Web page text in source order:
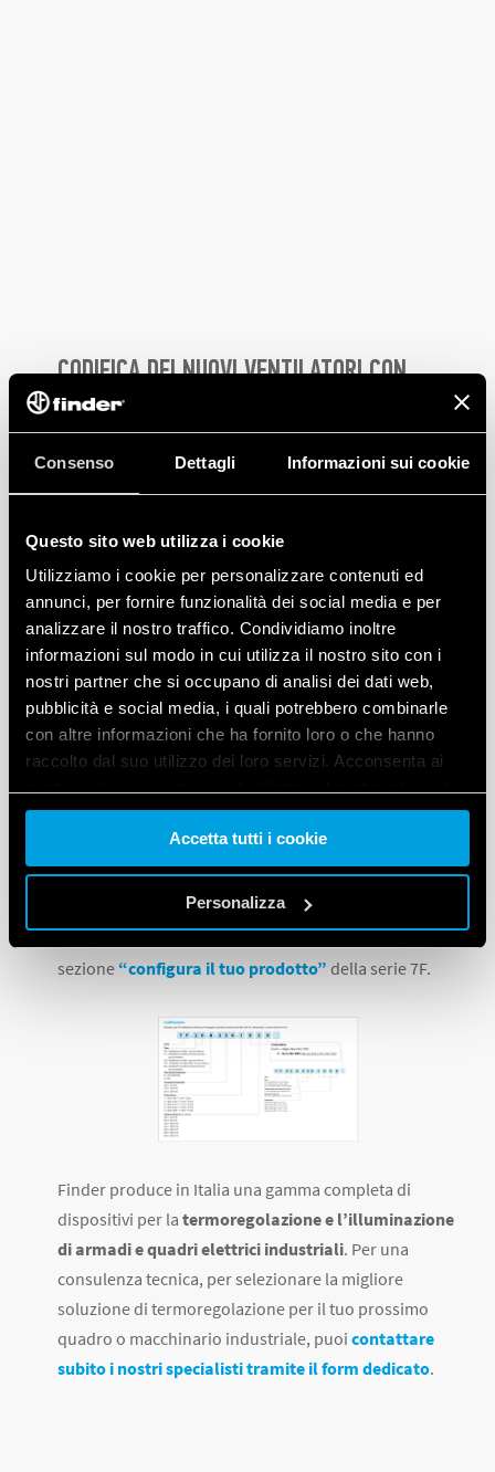
Consenso Dettagli Informazioni sui cookie
Questo sito web utilizza i cookie
Utilizziamo i cookie per personalizzare contenuti ed
annunci, per fornire funzionalità dei social media e per
analizzare il nostro traffico. Condividiamo inoltre
informazioni sul modo in cui utilizza il nostro sito con i
nostri partner che si occupano di analisi dei dati web,
pubblicità e social media, i quali potrebbero combinarle
con altre informazioni che ha fornito loro o che hanno
raccolto dal suo utilizzo dei loro servizi. Acconsenta ai
Vai alla Cookie Policy complet a
Accetta tutti i cookie
Personalizza
CODIFICA DEI NUOVI VENTILATORI CON
FILTRO
I codici Finder permettono una facile e veloce
esigenze. La composizione del codice è “parlante” e
identifica le caratteristiche salienti del dispositivo
quali:
serie di riferimento
tipo
tensione di esercizio
portata d’aria
dalle versioni grigie (RAL 7035) grazie all’aggiunta
finale del valore“0”. Èpossibile configurare
velocemente il prodotto più adatto alle proprie
sezione “configura il tuo prodotto” della serie 7F.
Finder produce in Italia una gamma completa di
dispositivi per la termoregolazione e l’illuminazione
di armadi e quadri elettrici industriali. Per una
consulenza tecnica, per selezionare la migliore
soluzione di termoregolazione per il tuo prossimo
quadro o macchinario industriale, puoi contattare
subito i nostri specialisti tramite il form dedicato.